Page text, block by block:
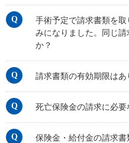
家計保障・就業不能保障
家計保障定期保険ＮＥＯ
介護年金保険
こども保険
5年ごと利差配当付こども保険
個人年金保険
変額保険・変額年金保険固有のお
手続き
ライフイベントごとのお手続き
急な資金が必要なとき
結婚するとき
海外渡航するとき
子どもが生まれるとき
転職・退職するとき
介護が必要になったとき
よくある質問
保険用語集
東京海上ホールディングス
手術予定で請求書類を
みになりました。同じ
か？
請求書類の有効期限はあ
死亡保険金の請求に必要
保険金・給付金の請求